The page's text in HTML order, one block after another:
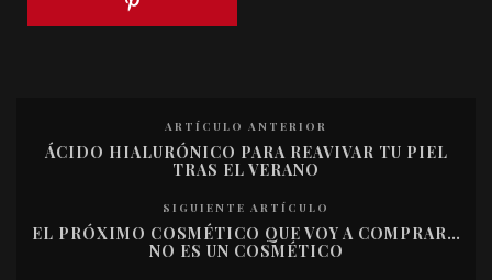
ARTÍCULO ANTERIOR
ÁCIDO HIALURÓNICO PARA REAVIVAR TU PIEL
TRAS EL VERANO
SIGUIENTE ARTÍCULO
EL PRÓXIMO COSMÉTICO QUE VOY A COMPRAR…
NO ES UN COSMÉTICO